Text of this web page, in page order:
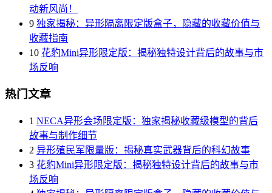
动新风尚！
9 独家揭秘：异形隔离限定版盒子，隐藏的收藏价值与
收藏指南
10 花豹Mini异形限定版：揭秘独特设计背后的故事与市
场反响
热门文章
1 NECA异形会场限定版：独家揭秘收藏级模型的背后
故事与制作细节
2 异形殖民军限量版：揭秘真实武器背后的科幻故事
3 花豹Mini异形限定版：揭秘独特设计背后的故事与市
场反响